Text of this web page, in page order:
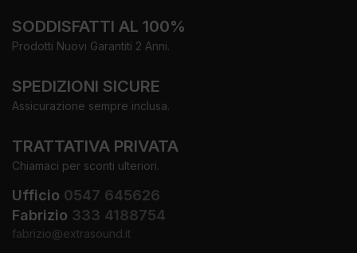
SODDISFATTI AL 100%
Prodotti Nuovi Garantiti 2 Anni.
SPEDIZIONI SICURE
Assicurazione sempre inclusa.
TRATTATIVA PRIVATA
Chiamaci per sconti ulteriori.
Ufficio 0547 645626
Fabrizio 333 4188754
fabrizio@extrasound.it